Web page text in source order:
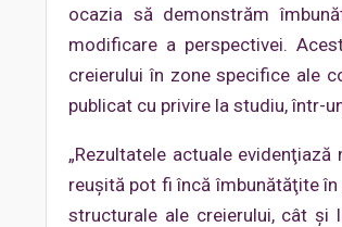
ocazia să demonstrăm
modificare a perspectivei.
creierului în zone specifice ale
publicat cu privire la studiu, într-
„Rezultatele actuale
reuşită pot fi încă îmbunătăţite
structurale ale creierului, cât şi